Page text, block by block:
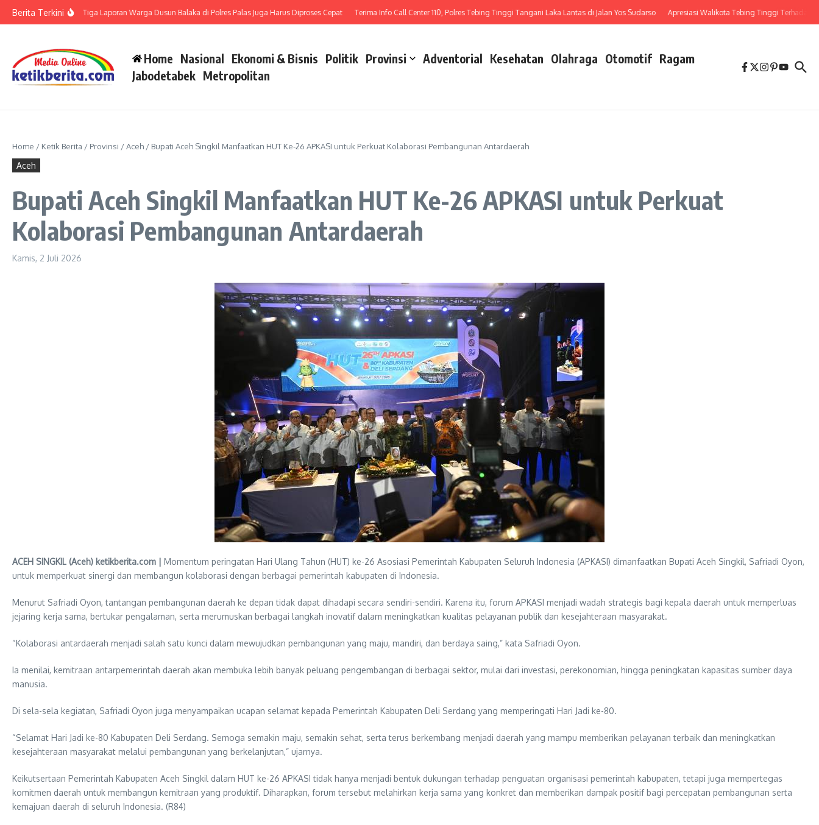
Berita Terkini
di Polsek Barteng, Tiga Laporan Warga Dusun Balaka di Polres Palas Juga Harus Diproses Cepat Terima Info Call Center 110, Polres Tebing Tinggi Tangani Laka Lantas di Jalan Yos Sudarso Apresiasi Walikota Tebing Tinggi Terhadap
Home Nasional Ekonomi & Bisnis Politik Provinsi Adventorial Kesehatan Olahraga Otomotif Ragam
Jabodetabek Metropolitan
Home / Ketik Berita / Provinsi /Aceh / Bupati Aceh Singkil Manfaatkan HUT Ke-26 APKASI untuk Perkuat Kolaborasi Pembangunan Antardaerah
Aceh
Bupati Aceh Singkil Manfaatkan HUT Ke-26 APKASI untuk Perkuat
Kolaborasi Pembangunan Antardaerah
Kamis, 2 Juli 2026
ACEH SINGKIL (Aceh) ketikberita.com | Momentum peringatan Hari Ulang Tahun (HUT) ke-26 Asosiasi Pemerintah Kabupaten Seluruh Indonesia (APKASI) dimanfaatkan Bupati Aceh Singkil, Safriadi Oyon,
untuk memperkuat sinergi dan membangun kolaborasi dengan berbagai pemerintah kabupaten di Indonesia.
Menurut Safriadi Oyon, tantangan pembangunan daerah ke depan tidak dapat dihadapi secara sendiri-sendiri. Karena itu, forum APKASI menjadi wadah strategis bagi kepala daerah untuk memperluas
jejaring kerja sama, bertukar pengalaman, serta merumuskan berbagai langkah inovatif dalam meningkatkan kualitas pelayanan publik dan kesejahteraan masyarakat.
“Kolaborasi antardaerah menjadi salah satu kunci dalam mewujudkan pembangunan yang maju, mandiri, dan berdaya saing,” kata Safriadi Oyon.
Ia menilai, kemitraan antarpemerintah daerah akan membuka lebih banyak peluang pengembangan di berbagai sektor, mulai dari investasi, perekonomian, hingga peningkatan kapasitas sumber daya
manusia.
Di sela-sela kegiatan, Safriadi Oyon juga menyampaikan ucapan selamat kepada Pemerintah Kabupaten Deli Serdang yang memperingati Hari Jadi ke-80.
“Selamat Hari Jadi ke-80 Kabupaten Deli Serdang. Semoga semakin maju, semakin sehat, serta terus berkembang menjadi daerah yang mampu memberikan pelayanan terbaik dan meningkatkan
kesejahteraan masyarakat melalui pembangunan yang berkelanjutan,” ujarnya.
Keikutsertaan Pemerintah Kabupaten Aceh Singkil dalam HUT ke-26 APKASI tidak hanya menjadi bentuk dukungan terhadap penguatan organisasi pemerintah kabupaten, tetapi juga mempertegas
komitmen daerah untuk membangun kemitraan yang produktif. Diharapkan, forum tersebut melahirkan kerja sama yang konkret dan memberikan dampak positif bagi percepatan pembangunan serta
kemajuan daerah di seluruh Indonesia. (R84)